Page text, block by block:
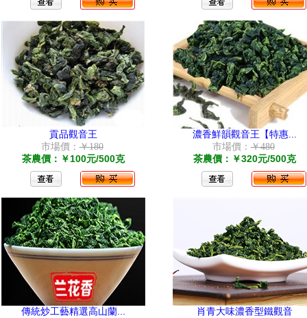
貢品觀音王
市場價：￥180
茶農價：￥100元/500克
濃香鮮韻觀音王【特惠...
市場價：￥480
茶農價：￥320元/500克
傳統炒工藝精選高山蘭... 肖青大味濃香型鐵觀音